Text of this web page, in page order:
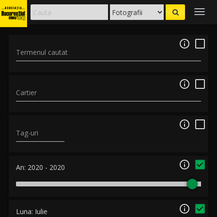
Termenul cautat

Cartier

Tag-uri

An: 2020 - 2020 
Luna: Iulie 